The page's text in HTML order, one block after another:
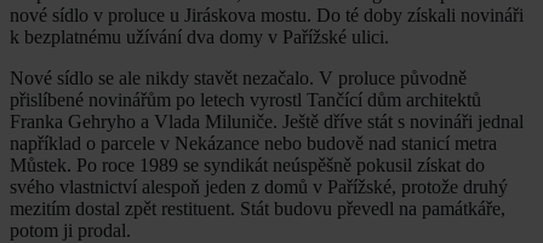
nové sídlo v proluce u Jiráskova mostu. Do té doby získali novináři
k bezplatnému užívání dva domy v Pařížské ulici.
Nové sídlo se ale nikdy stavět nezačalo. V proluce původně
přislíbené novinářům po letech vyrostl Tančící dům architektů
Franka Gehryho a Vlada Miluniče. Ještě dříve stát s novináři jednal
například o parcele v Nekázance nebo budově nad stanicí metra
Můstek. Po roce 1989 se syndikát neúspěšně pokusil získat do
svého vlastnictví alespoň jeden z domů v Pařížské, protože druhý
mezitím dostal zpět restituent. Stát budovu převedl na památkáře,
potom ji prodal.